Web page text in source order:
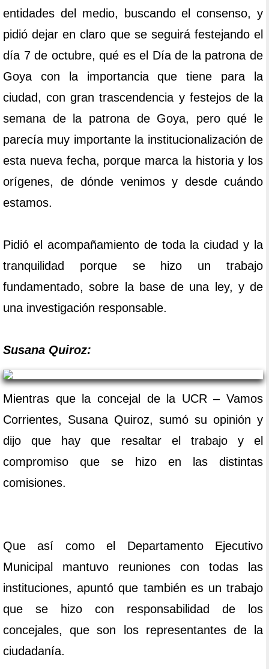
entidades del medio, buscando el consenso, y
pidió dejar en claro que se seguirá festejando el
día 7 de octubre, qué es el Día de la patrona de
Goya con la importancia que tiene para la
ciudad, con gran trascendencia y festejos de la
semana de la patrona de Goya, pero qué le
parecía muy importante la institucionalización de
esta nueva fecha, porque marca la historia y los
orígenes, de dónde venimos y desde cuándo
estamos.
Pidió el acompañamiento de toda la ciudad y la
tranquilidad porque se hizo un trabajo
fundamentado, sobre la base de una ley, y de
una investigación responsable.
Susana Quiroz:
Mientras que la concejal de la UCR – Vamos
Corrientes, Susana Quiroz, sumó su opinión y
dijo que hay que resaltar el trabajo y el
compromiso que se hizo en las distintas
comisiones.
Que así como el Departamento Ejecutivo
Municipal mantuvo reuniones con todas las
instituciones, apuntó que también es un trabajo
que se hizo con responsabilidad de los
concejales, que son los representantes de la
ciudadanía.